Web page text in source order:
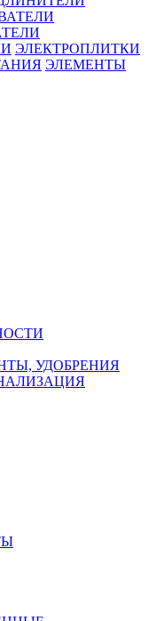
ЭЛЕКТРОПЛИТКИ
ЭЛЕМЕНТЫ
УДОБРЕНИЯ